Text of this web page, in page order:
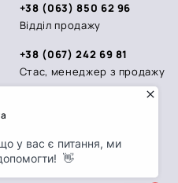
+38 (063) 850 62 96
Відділ продажу
+38 (067) 242 69 81
Стас, менеджер з продажу